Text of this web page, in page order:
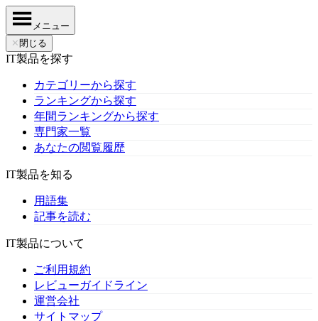
メニュー
✕ 閉じる
IT製品を探す
カテゴリーから探す
ランキングから探す
年間ランキングから探す
専門家一覧
あなたの閲覧履歴
IT製品を知る
用語集
記事を読む
IT製品について
ご利用規約
レビューガイドライン
運営会社
サイトマップ